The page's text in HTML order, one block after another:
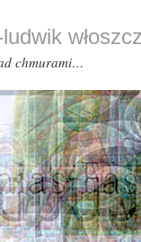
chmurami…